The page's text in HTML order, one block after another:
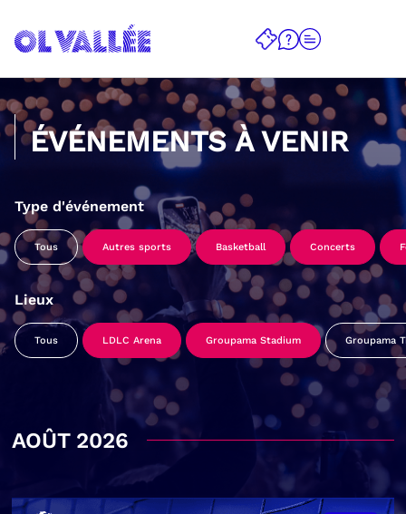
ÉVÉNEMENTS À VENIR
Type d'événement
Tous Autres sports Basketball Concerts
Lieux
Tous LDLC Arena Groupama Stadium Groupama
AOÛT 2026